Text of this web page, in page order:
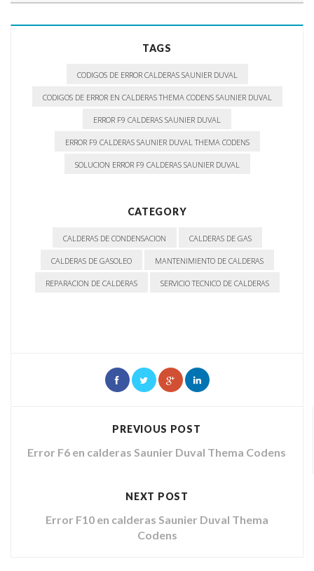
TAGS
CODIGOS DE ERROR CALDERAS SAUNIER DUVAL
CODIGOS DE ERROR EN CALDERAS THEMA CODENS SAUNIER DUVAL
ERROR F9 CALDERAS SAUNIER DUVAL
ERROR F9 CALDERAS SAUNIER DUVAL THEMA CODENS
SOLUCION ERROR F9 CALDERAS SAUNIER DUVAL
CATEGORY
CALDERAS DE CONDENSACION CALDERAS DE GAS
CALDERAS DE GASOLEO MANTENIMIENTO DE CALDERAS
REPARACION DE CALDERAS SERVICIO TECNICO DE CALDERAS
PREVIOUS POST
Error F6 en calderas Saunier Duval Thema Codens
NEXT POST
Error F10 en calderas Saunier Duval Thema
Codens